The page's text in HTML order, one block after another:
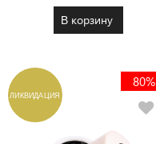
В корзину
ЛИКВИДАЦИЯ
80%